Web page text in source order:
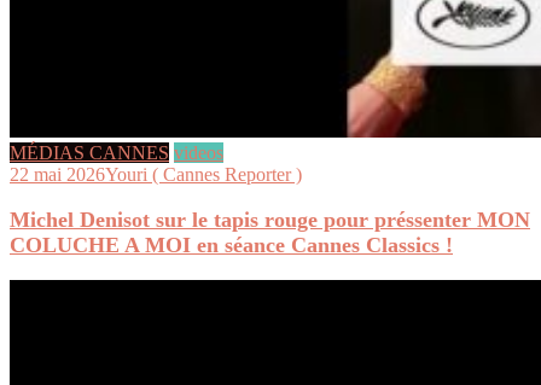
MÉDIAS CANNES videos
22 mai 2026Youri ( Cannes Reporter )
Michel Denisot sur le tapis rouge pour préssenter MON
COLUCHE A MOI en séance Cannes Classics !